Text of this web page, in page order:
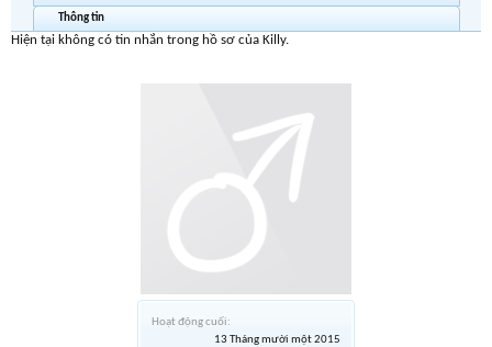
Hoạt động cuối:
13 Tháng mười một 2015
Thông tin
Hiện tại không có tin nhắn trong hồ sơ của Killy.